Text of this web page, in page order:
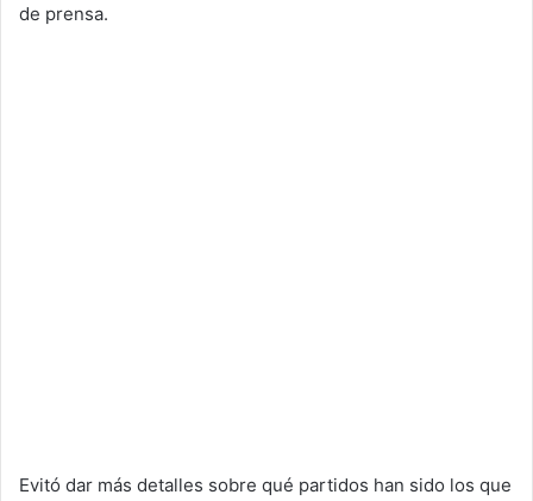
de prensa.
Evitó dar más detalles sobre qué partidos han sido los que